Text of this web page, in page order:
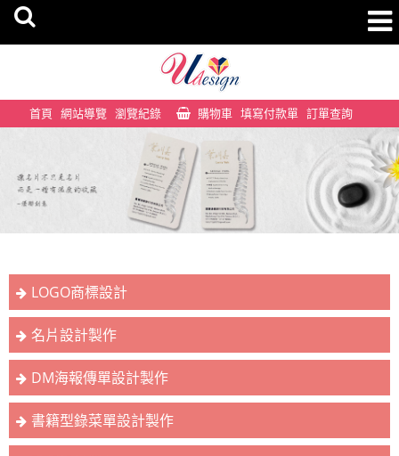
首頁 網站導覽 瀏覽紀錄 購物車 填寫付款單 訂單查詢
LOGO商標設計
名片設計製作
DM海報傳單設計製作
書籍型錄菜單設計製作